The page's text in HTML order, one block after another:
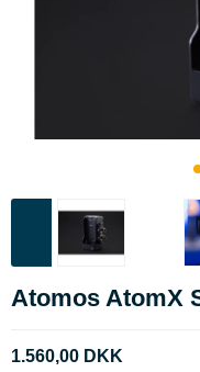
Atomos AtomX
1.560,00 DKK